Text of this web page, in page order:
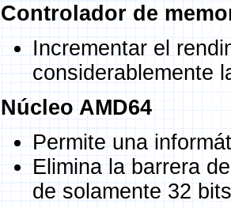
Controlador de
Incrementar el
considerablemente
Núcleo AMD64
Permite una
Elimina la barrera
de solamente 32 bits